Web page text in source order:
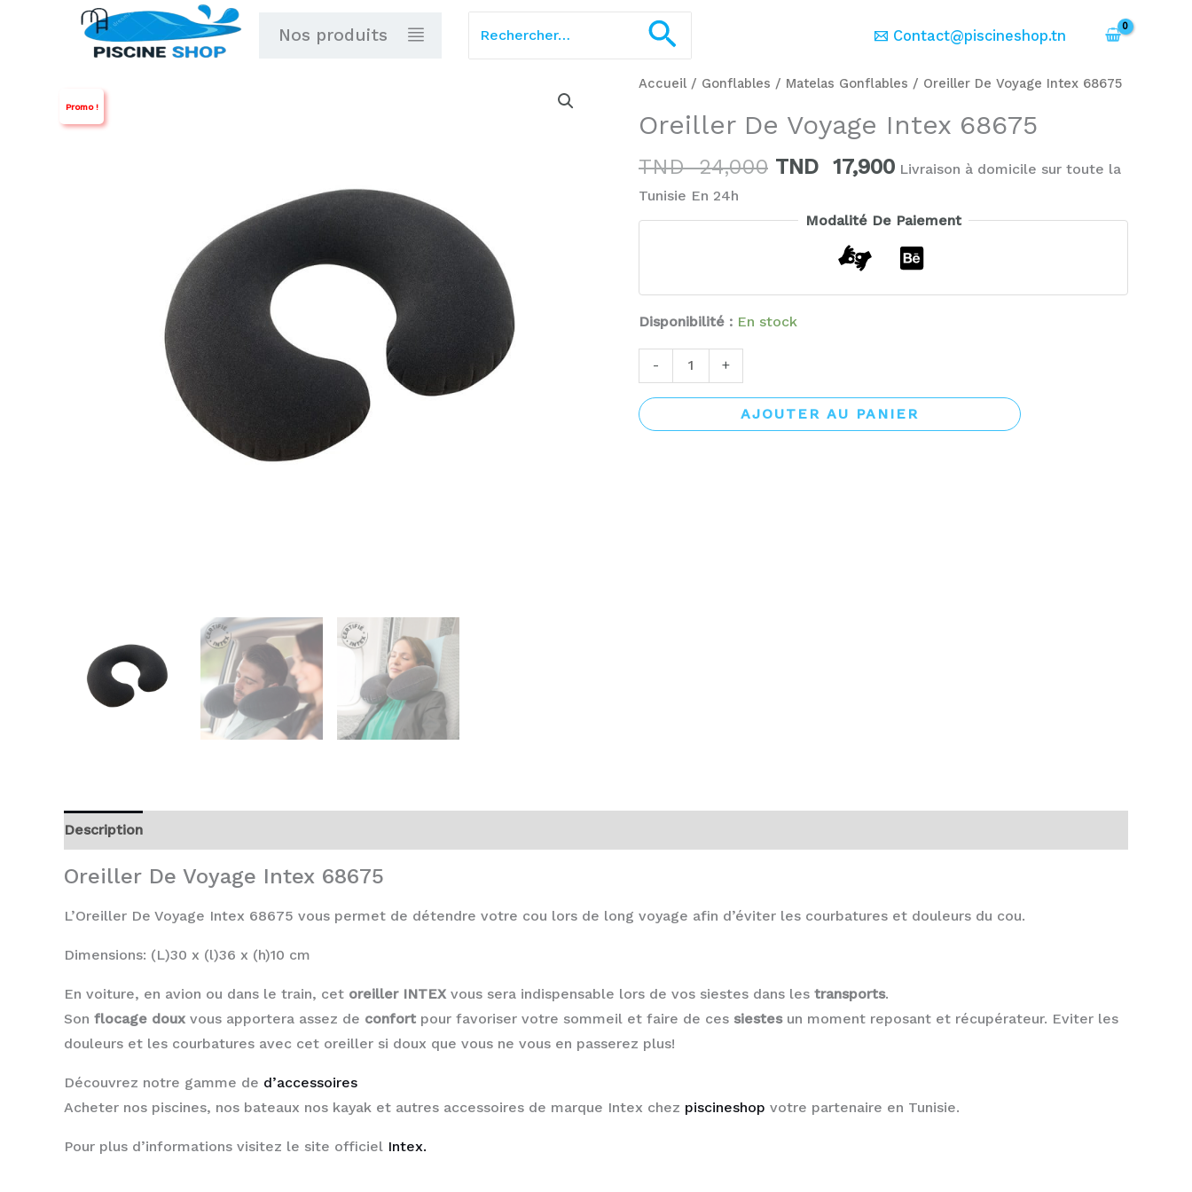
Nos produits Rechercher Contact@piscineshop.tn
Promo !
Accueil / Gonflables / Matelas Gonflables / Oreiller De Voyage Intex 68675
Oreiller De Voyage Intex 68675
TND24,000
Le
initial
était :
TND
TND 17,900
Le
actuel
est :
TND
Livraison à domicile sur toute la
Tunisie En 24h
Modalité De Paiement
Disponibilité : En stock
-
quantité
Oreiller
De
Intex
+
AJOUTER AU PANIER
Description
Oreiller De Voyage Intex 68675
L’Oreiller De Voyage Intex 68675 vous permet de détendre votre cou lors de long voyage afin d’éviter les courbatures et douleurs du cou.
Dimensions: (L)30 x (l)36 x (h)10 cm
En voiture, en avion ou dans le train, cet oreiller INTEX vous sera indispensable lors de vos siestes dans les transports.
Son flocage doux vous apportera assez de confort pour favoriser votre sommeil et faire de ces siestesun moment reposant et récupérateur. Eviter les
douleurs et les courbatures avec cet oreiller si doux que vous ne vous en passerez plus!
Découvrez notre gamme de d’accessoires
Acheter nos piscines, nos bateaux nos kayak et autres accessoires de marque Intex chez piscineshop votre partenaire en Tunisie.
Pour plus d’informations visitez le site officiel Intex.